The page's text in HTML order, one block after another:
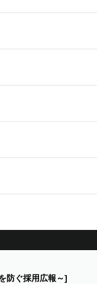
防ぐ採用広報～]